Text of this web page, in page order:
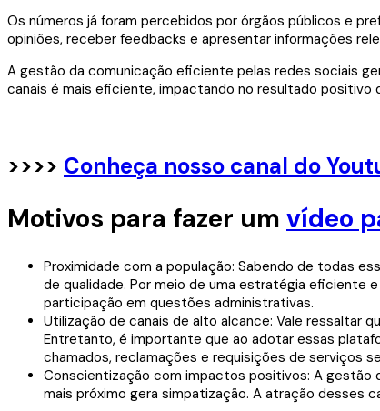
Os números já foram percebidos por órgãos públicos e
opiniões, receber feedbacks e apresentar informações
A gestão da comunicação eficiente pelas redes sociais
canais é mais eficiente, impactando no resultado positivo
>>>> Conheça nosso canal do
Motivos para fazer um vídeo
Proximidade com a população: Sabendo de todas
de qualidade. Por meio de uma estratégia eficiente
participação em questões administrativas.
Utilização de canais de alto alcance: Vale ressaltar
Entretanto, é importante que ao adotar essas
chamados, reclamações e requisições de serviços
Conscientização com impactos positivos: A gestão
mais próximo gera simpatização. A atração desses